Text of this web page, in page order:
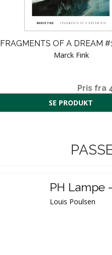
FRAGMENTS OF A DREAM
Marck Fink
Pris fra
SE PRODUKT
PH Lampe
Louis Poulsen